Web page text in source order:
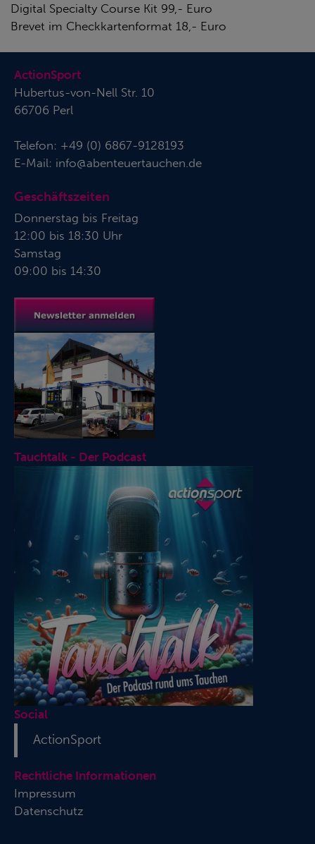
Digital Specialty Course Kit 99,- Euro
Brevet im Checkkartenformat 18,- Euro
ActionSport
Hubertus-von-Nell Str. 10
66706 Perl
Telefon: +49 (0) 6867-9128193
E-Mail: info@abenteuertauchen.de
Geschäftszeiten
Donnerstag bis Freitag
12:00 bis 18:30 Uhr
Samstag
09:00 bis 14:30
Tauchtalk - Der Podcast
Social
ActionSport
Rechtliche Informationen
Impressum
Datenschutz